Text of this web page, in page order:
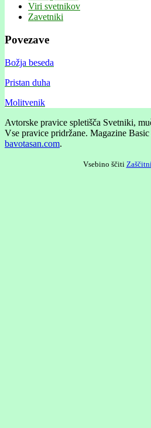
Viri svetnikov
Zavetniki
Povezave
Božja beseda
Pristan duha
Molitvenik
Avtorske pravice spletišča Svetniki,
Vse pravice pridržane. Magazine Basic
bavotasan.com.
Vsebino ščiti